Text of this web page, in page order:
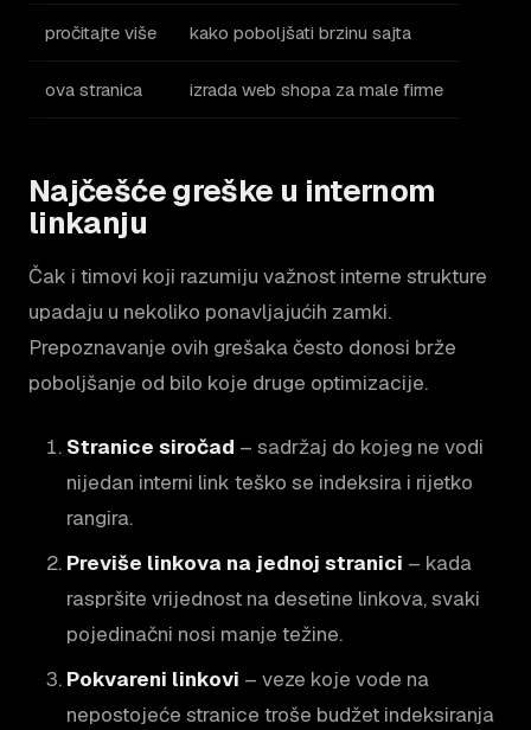
pročitajte više kako poboljšati brzinu sajta
ova stranica izrada web shopa za male firme
Najčešće greške u internom
linkanju
Čak i timovi koji razumiju važnost interne strukture
upadaju u nekoliko ponavljajućih zamki.
Prepoznavanje ovih grešaka često donosi brže
poboljšanje od bilo koje druge optimizacije.
Stranice siročad – sadržaj do kojeg ne vodi
nijedan interni link teško se indeksira i rijetko
rangira.
Previše linkova na jednoj stranici – kada
raspršite vrijednost na desetine linkova, svaki
pojedinačni nosi manje težine.
Pokvareni linkovi – veze koje vode na
nepostojeće stranice troše budžet indeksiranja